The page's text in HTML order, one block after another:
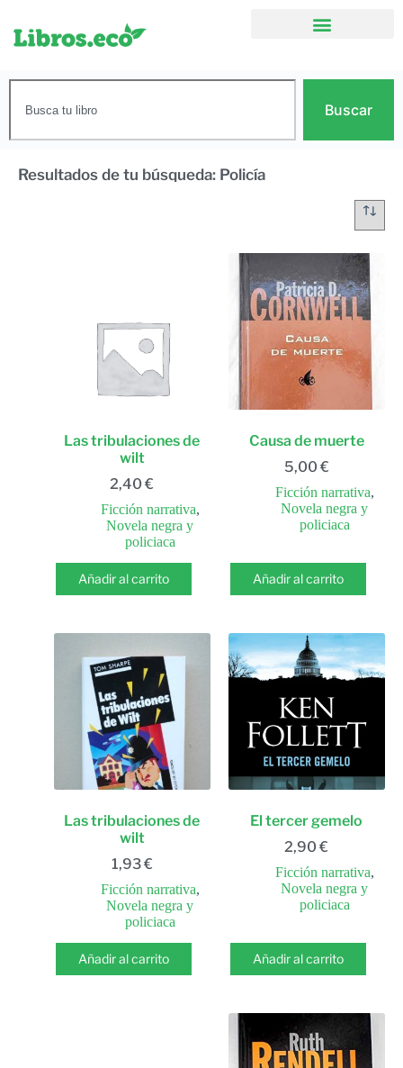
Buscar
Resultados de tu búsqueda: Policía
Las tribulaciones de
wilt
2,40€
Ficción narrativa,
Novela negra y
policiaca
Añadir al carrito
Causa de muerte
5,00 €
Ficción narrativa,
Novela negra y
policiaca
Añadir al carrito
Las tribulaciones de
wilt
1,93€
Ficción narrativa,
Novela negra y
policiaca
Añadir al carrito
El tercer gemelo
2,90€
Ficción narrativa,
Novela negra y
policiaca
Añadir al carrito